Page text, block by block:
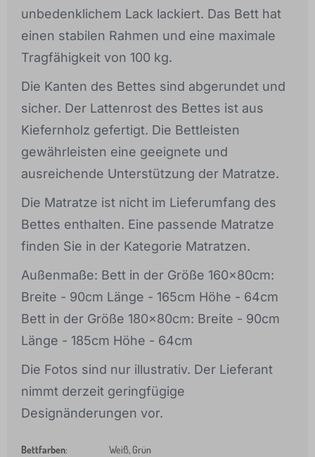
unbedenklichem Lack lackiert. Das Bett hat
einen stabilen Rahmen und eine maximale
Tragfähigkeit von 100 kg.
Die Kanten des Bettes sind abgerundet und
sicher. Der Lattenrost des Bettes ist aus
Kiefernholz gefertigt. Die Bettleisten
gewährleisten eine geeignete und
ausreichende Unterstützung der Matratze.
Die Matratze ist nicht im Lieferumfang des
Bettes enthalten. Eine passende Matratze
finden Sie in der Kategorie Matratzen.
Außenmaße: Bett in der Größe 160x80cm:
Breite - 90cm Länge - 165cm Höhe - 64cm
Bett in der Größe 180x80cm: Breite - 90cm
Länge - 185cm Höhe - 64cm
Die Fotos sind nur illustrativ. Der Lieferant
nimmt derzeit geringfügige
Designänderungen vor.
Bettfarben: Weiß, Grün